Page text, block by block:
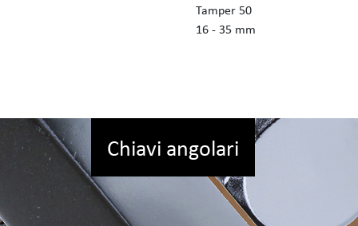
Tamper 50
16 - 35 mm
Chiavi angolari